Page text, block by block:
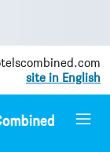
site in English